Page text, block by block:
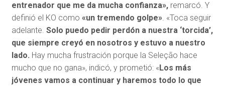
entrenador que me da mucha confianza»,remarcó. Y
definió el KO como «un tremendo golpe». «Toca seguir
adelante. Solo puedo pedir perdón a nuestra ‘torcida’,
que siempre creyó en nosotros y estuvo a nuestro
lado. Hay mucha frustración porque la Seleção hace
mucho que no gana», indicó, y prometió: «Los más
jóvenes vamos a continuar y haremos todo lo que